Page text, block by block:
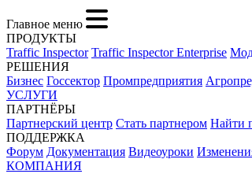
Главное меню
ПРОДУКТЫ
Traffic Inspector Traffic Inspector Enterprise
РЕШЕНИЯ
Бизнес Госсектор Промпредприятия
УСЛУГИ
ПАРТНЁРЫ
Партнерский центр Стать партнером Найти
ПОДДЕРЖКА
Форум Документация Видеоуроки
КОМПАНИЯ